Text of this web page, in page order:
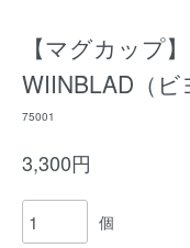
【マグカップ
WIINBLAD（ビ
75001
3,300円
個